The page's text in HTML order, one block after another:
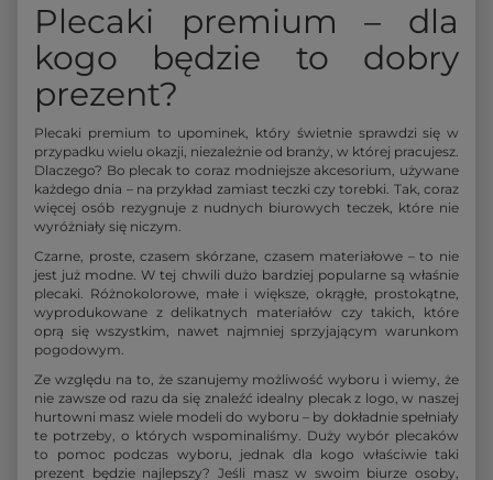
Plecaki premium – dla
kogo będzie to dobry
prezent?
Plecaki premium to upominek, który świetnie sprawdzi się w
przypadku wielu okazji, niezależnie od branży, w której pracujesz.
Dlaczego? Bo plecak to coraz modniejsze akcesorium, używane
każdego dnia – na przykład zamiast teczki czy torebki. Tak, coraz
więcej osób rezygnuje z nudnych biurowych teczek, które nie
wyróżniały się niczym.
Czarne, proste, czasem skórzane, czasem materiałowe – to nie
jest już modne. W tej chwili dużo bardziej popularne są właśnie
plecaki. Różnokolorowe, małe i większe, okrągłe, prostokątne,
wyprodukowane z delikatnych materiałów czy takich, które
oprą się wszystkim, nawet najmniej sprzyjającym warunkom
pogodowym.
Ze względu na to, że szanujemy możliwość wyboru i wiemy, że
nie zawsze od razu da się znaleźć idealny plecak z logo, w naszej
hurtowni masz wiele modeli do wyboru – by dokładnie spełniały
te potrzeby, o których wspominaliśmy. Duży wybór plecaków
to pomoc podczas wyboru, jednak dla kogo właściwie taki
prezent będzie najlepszy? Jeśli masz w swoim biurze osoby,